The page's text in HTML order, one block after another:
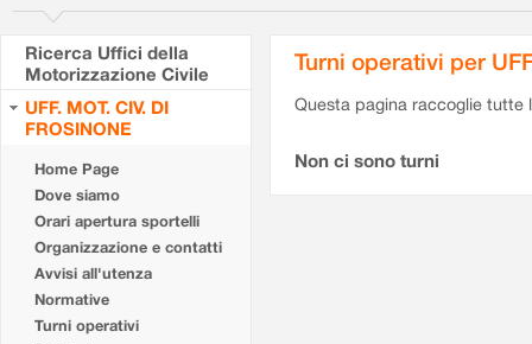
Ricerca Uffici della
Motorizzazione Civile
UFF. MOT. CIV. DI
FROSINONE
Home Page
Dove siamo
Orari apertura sportelli
Organizzazione e contatti
Avvisi all'utenza
Normative
Turni operativi
Turni operativi per
Questa pagina raccoglie tutte
Non ci sono turni